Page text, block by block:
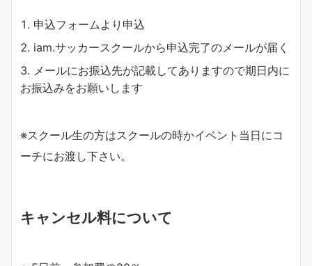
申込フォームより申込
iam.サッカースクールから申込完了のメールが届く
メールにお振込先が記載してありますので期日内に
お振込みをお願いします
※スクール生の方はスクールの時かイベント当日にコ
ーチにお渡し下さい。
キャンセル料について